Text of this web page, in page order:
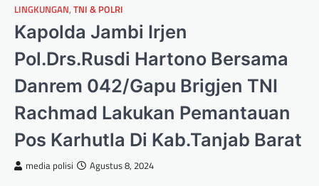
LINGKUNGAN, TNI & POLRI
Kapolda Jambi Irjen
Pol.Drs.Rusdi Hartono Bersama
Danrem 042/Gapu Brigjen TNI
Rachmad Lakukan Pemantauan
Pos Karhutla Di Kab.Tanjab Barat
media polisi Agustus 8, 2024